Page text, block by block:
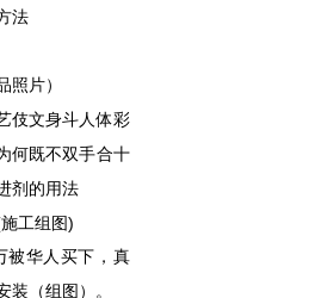
法
片）
伎文身斗人体彩
何既不双手合十
剂的用法
工组图)
被华人买下，真
（组图）。